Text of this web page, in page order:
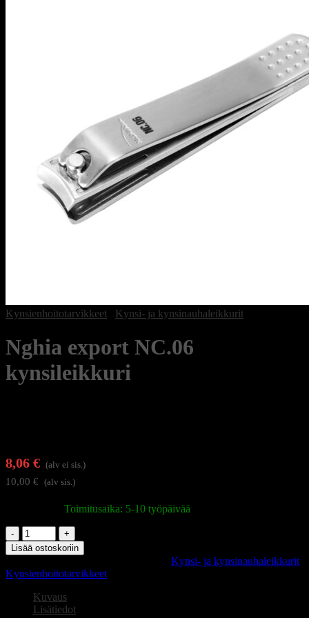
Kynsienhoitotarvikkeet Kynsi- ja kynsinauhaleikkurit
Nghia export NC.06
kynsileikkuri
8,06 € (alv ei sis.)
10,00 € (alv sis.)
Toimitusaika: 5-10 työpäivää
Nghia
export
NC.06
kynsileikkuri
määrä
Lisää ostoskoriin
Kynsi- ja kynsinauhaleikkurit
Kynsienhoitotarvikkeet
Kuvaus
Lisätiedot